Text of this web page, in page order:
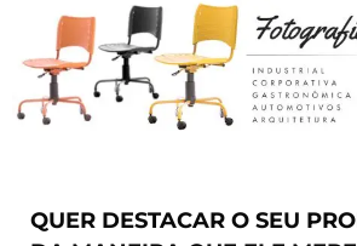
QUER DESTACAR O SEU